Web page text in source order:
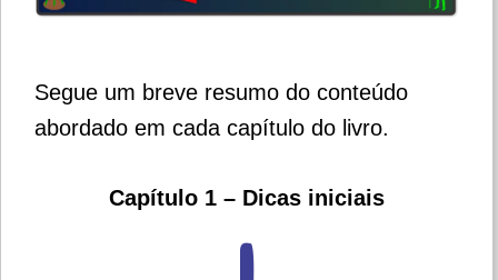
Segue um breve resumo do conteúdo
abordado em cada capítulo do livro.
Capítulo 1 – Dicas iniciais